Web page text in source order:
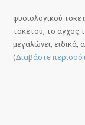
φυσιολογικού
τοκετού, το άγχος
μεγαλώνει, ειδικά,
(Διαβάστε